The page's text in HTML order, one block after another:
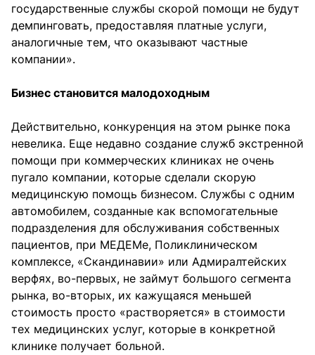
государственные службы скорой помощи не будут
демпинговать, предоставляя платные услуги,
аналогичные тем, что оказывают частные
компании».
Бизнес становится малодоходным
Действительно, конкуренция на этом рынке пока
невелика. Еще недавно создание служб экстренной
помощи при коммерческих клиниках не очень
пугало компании, которые сделали скорую
медицинскую помощь бизнесом. Службы с одним
автомобилем, созданные как вспомогательные
подразделения для обслуживания собственных
пациентов, при МЕДЕМе, Поликлиническом
комплексе, «Скандинавии» или Адмиралтейских
верфях, во-первых, не займут большого сегмента
рынка, во-вторых, их кажущаяся меньшей
стоимость просто «растворяется» в стоимости
тех медицинских услуг, которые в конкретной
клинике получает больной.